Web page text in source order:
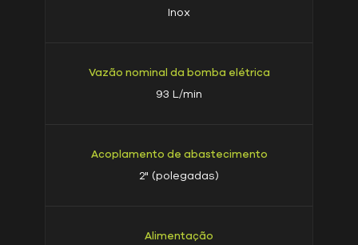
Inox
Vazão nominal da bomba elétrica
93 L/min
Acoplamento de abastecimento
2" (polegadas)
Alimentação